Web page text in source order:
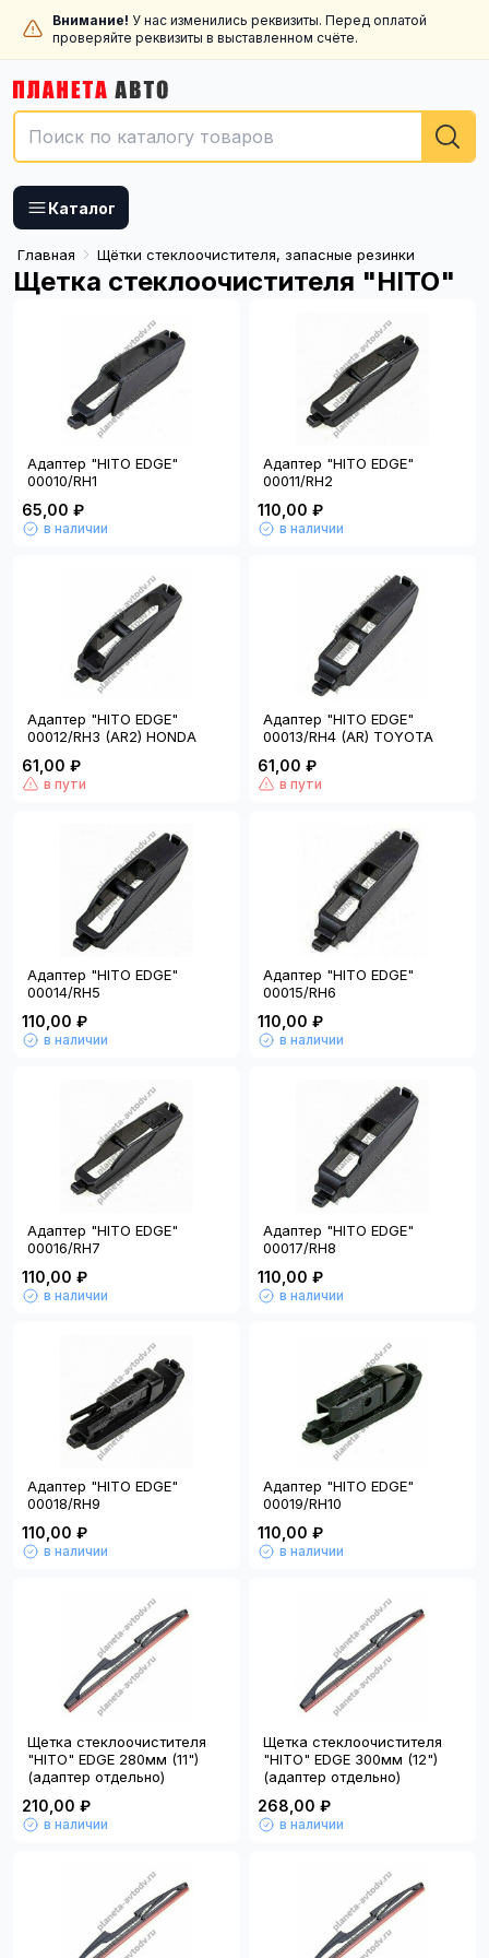
Внимание! У нас изменились реквизиты. Перед оплатой
проверяйте реквизиты в выставленном счёте.
Каталог
Главная Щётки стеклоочистителя, запасные резинки
Щетка стеклоочистителя "HITO"
Адаптер "HITO EDGE"
00010/RH1
65,00 ₽
в наличии
Адаптер "HITO EDGE"
00011/RH2
110,00 ₽
в наличии
Адаптер "HITO EDGE"
00012/RH3 (AR2) HONDA
61,00 ₽
в пути
Адаптер "HITO EDGE"
00013/RH4 (AR) TOYOTA
61,00 ₽
в пути
Адаптер "HITO EDGE"
00014/RH5
110,00 ₽
в наличии
Адаптер "HITO EDGE"
00015/RH6
110,00 ₽
в наличии
Адаптер "HITO EDGE"
00016/RH7
110,00 ₽
в наличии
Адаптер "HITO EDGE"
00017/RH8
110,00 ₽
в наличии
Адаптер "HITO EDGE"
00018/RH9
110,00 ₽
в наличии
Адаптер "HITO EDGE"
00019/RH10
110,00 ₽
в наличии
Щетка стеклоочистителя
"HITO" EDGE 280мм (11")
(адаптер отдельно)
210,00 ₽
в наличии
Щетка стеклоочистителя
"HITO" EDGE 300мм (12")
(адаптер отдельно)
268,00 ₽
в наличии